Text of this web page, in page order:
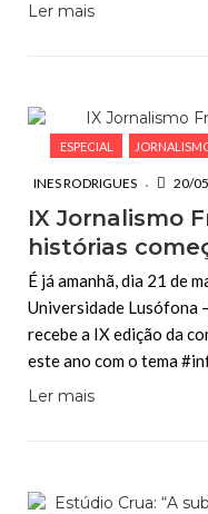
Ler mais
ESPECIAL
INES RODRIGUES 20/
IX Jornalismo
histórias
É já amanhã, dia 21 de
Universidade Lusófona
recebe a IX edição da
este ano com o tema
Ler mais